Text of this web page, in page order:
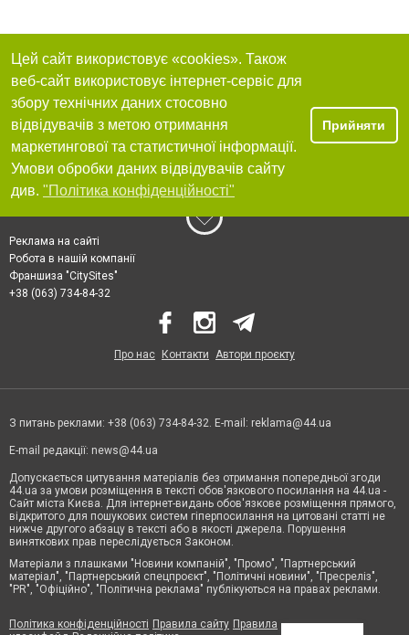
Цей сайт використовує «cookies». Також
веб-сайт використовує інтернет-сервіс для
збору технічних даних стосовно
відвідувачів з метою отримання
маркетингової та статистичної інформації.
Умови обробки даних відвідувачів сайту
див. "Політика конфіденційності"
Прийняти
Реклама на сайті
Робота в нашій компанії
Франшиза "CitySites"
+38 (063) 734-84-32
Про нас Контакти Автори проєкту
З питань реклами: +38 (063) 734-84-32. E-mail: reklama@44.ua
E-mail редакції: news@44.ua
Допускається цитування матеріалів без отримання попередньої згоди
44.ua за умови розміщення в тексті обов'язкового посилання на 44.ua -
Сайт міста Києва. Для інтернет-видань обов'язкове розміщення прямого,
відкритого для пошукових систем гіперпосилання на цитовані статті не
нижче другого абзацу в тексті або в якості джерела. Порушення
виняткових прав переслідується Законом.
Матеріали з плашками "Новини компаній", "Промо", "Партнерський
матеріал", "Партнерський спецпроєкт", "Політичні новини", "Пресреліз",
"PR", "Офіційно", "Політична реклама" публікуються на правах реклами.
Політика конфіденційності Правила сайту Правила